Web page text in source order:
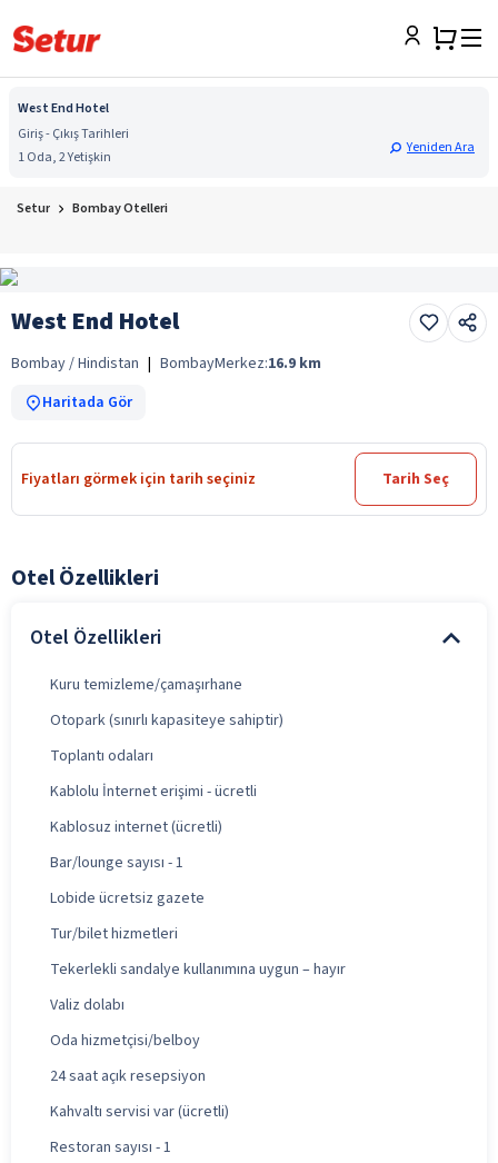
West End Hotel
Giriş - Çıkış Tarihleri
1 Oda, 2 Yetişkin
Yeniden Ara
Setur Bombay Otelleri
West End Hotel
Bombay / Hindistan | BombayMerkez:16.9 km
Haritada Gör
Fiyatları görmek için tarih seçiniz Tarih Seç
Otel Özellikleri
Otel Özellikleri
Kuru temizleme/çamaşırhane
Otopark (sınırlı kapasiteye sahiptir)
Toplantı odaları
Kablolu İnternet erişimi - ücretli
Kablosuz internet (ücretli)
Bar/lounge sayısı - 1
Lobide ücretsiz gazete
Tur/bilet hizmetleri
Tekerlekli sandalye kullanımına uygun – hayır
Valiz dolabı
Oda hizmetçisi/belboy
24 saat açık resepsiyon
Kahvaltı servisi var (ücretli)
Restoran sayısı - 1